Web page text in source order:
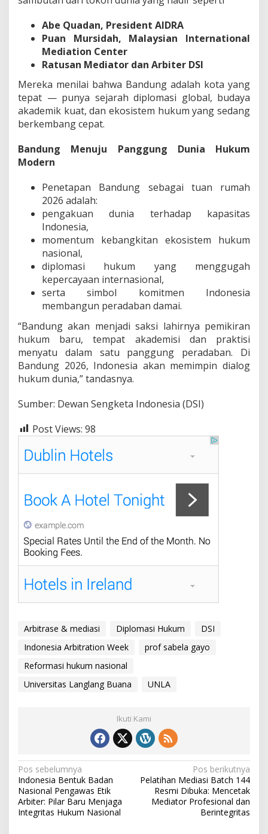
Abe Quadan, President AIDRA
Puan Mursidah, Malaysian International
Mediation Center
Ratusan Mediator dan Arbiter DSI
Mereka menilai bahwa Bandung adalah kota yang
tepat — punya sejarah diplomasi global, budaya
akademik kuat, dan ekosistem hukum yang sedang
berkembang cepat.
Bandung Menuju Panggung Dunia Hukum
Modern
Penetapan Bandung sebagai tuan rumah
2026 adalah:
pengakuan dunia terhadap kapasitas
Indonesia,
momentum kebangkitan ekosistem hukum
nasional,
diplomasi hukum yang menggugah
kepercayaan internasional,
serta simbol komitmen Indonesia
membangun peradaban damai.
“Bandung akan menjadi saksi lahirnya pemikiran
hukum baru, tempat akademisi dan praktisi
menyatu dalam satu panggung peradaban. Di
Bandung 2026, Indonesia akan memimpin dialog
hukum dunia,” tandasnya.
Sumber: Dewan Sengketa Indonesia (DSI)
Post Views: 98
Arbitrase & mediasi Diplomasi Hukum
DSI
Indonesia Arbitration Week
prof sabela gayo
Reformasi hukum nasional
Universitas Langlang Buana
UNLA
Ikuti Kami
N
a
v
Pos sebelumnya
Indonesia Bentuk Badan
Nasional Pengawas Etik
Arbiter: Pilar Baru Menjaga
Integritas Hukum Nasional
Pos berikutnya
Pelatihan Mediasi Batch 144
Resmi Dibuka: Mencetak
Mediator Profesional dan
Berintegritas